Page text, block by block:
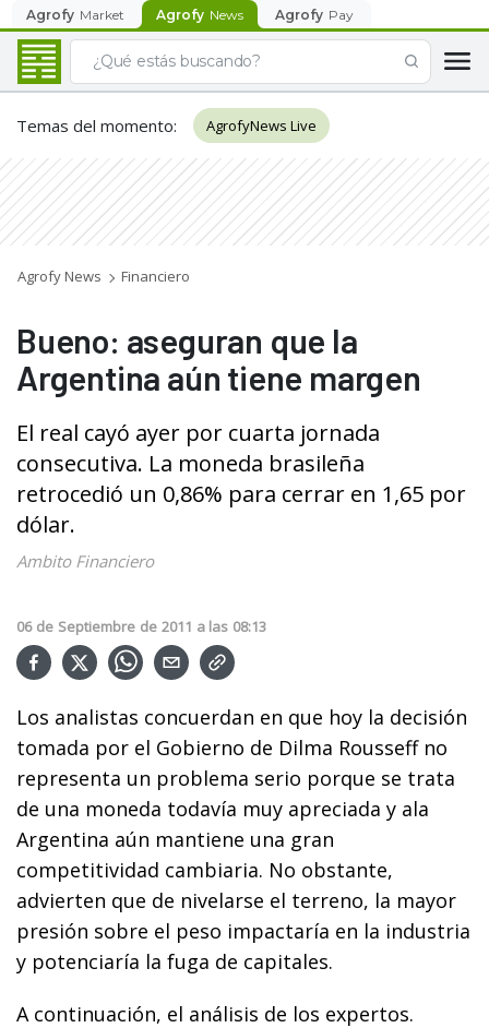
Agrofy Market Agrofy News Agrofy Pay
Temas del momento: AgrofyNews Live
Agrofy News Financiero
Bueno: aseguran que la
Argentina aún tiene margen
El real cayó ayer por cuarta jornada
consecutiva. La moneda brasileña
retrocedió un 0,86% para cerrar en 1,65 por
dólar.
Ambito Financiero
06 de Septiembre de 2011 a las 08:13
Los analistas concuerdan en que hoy la decisión
tomada por el Gobierno de Dilma Rousseff no
representa un problema serio porque se trata
de una moneda todavía muy apreciada y ala
Argentina aún mantiene una gran
competitividad cambiaria. No obstante,
advierten que de nivelarse el terreno, la mayor
presión sobre el peso impactaría en la industria
y potenciaría la fuga de capitales.
A continuación, el análisis de los expertos.